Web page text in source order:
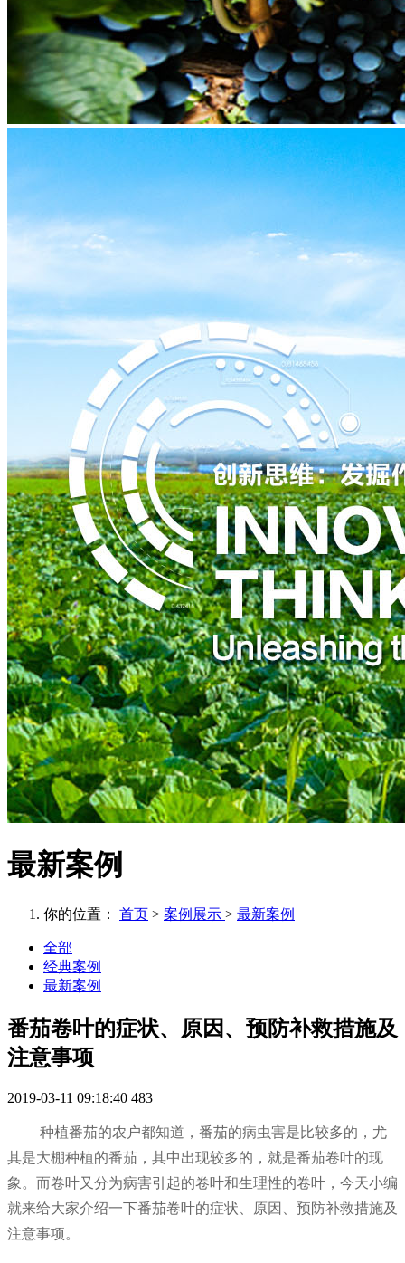
最新案例
你的位置： 首页 > 案例展示 > 最新案例
全部
经典案例
最新案例
番茄卷叶的症状、原因、预防补救措施及
注意事项
2019-03-11 09:18:40 483
种植番茄的农户都知道，番茄的病虫害是比较多的，尤
其是大棚种植的番茄，其中出现较多的，就是番茄卷叶的现
象。而卷叶又分为病害引起的卷叶和生理性的卷叶，今天小编
就来给大家介绍一下番茄卷叶的症状、原因、预防补救措施及
注意事项。